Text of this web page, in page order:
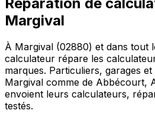
Margival
À Margival (02880) et dans tout
calculateur répare les
marques. Particuliers, garages
Margival comme de Abbécourt,
envoient leurs calculateurs,
testés.